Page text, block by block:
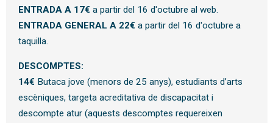
ENTRADA A 17€ a partir del 16 d'octubre al web.
ENTRADA GENERAL A 22€ a partir del 16 d'octubre a
taquilla.
DESCOMPTES:
14€ Butaca jove (menors de 25 anys), estudiants d’arts
escèniques, targeta acreditativa de discapacitat i
descompte atur (aquests descomptes requereixen